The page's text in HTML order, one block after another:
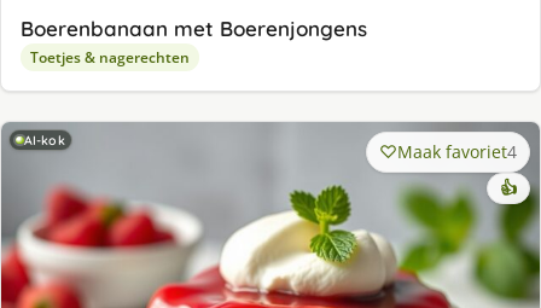
Boerenbanaan met Boerenjongens
Toetjes & nagerechten
AI-kok Maak favoriet4
👍